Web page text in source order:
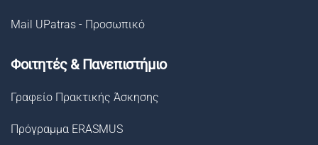
Mail UPatras - Προσωπικό
Φοιτητές & Πανεπιστήμιο
Γραφείο Πρακτικής Άσκησης
Πρόγραμμα ERASMUS